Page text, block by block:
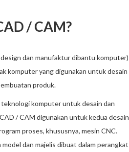
/ CAM?
dan manufaktur dibantu komputer)
komputer yang digunakan untuk desain
produk.
komputer untuk desain dan
/ CAM digunakan untuk kedua desain
proses, khususnya, mesin CNC.
dan majelis dibuat dalam perangkat